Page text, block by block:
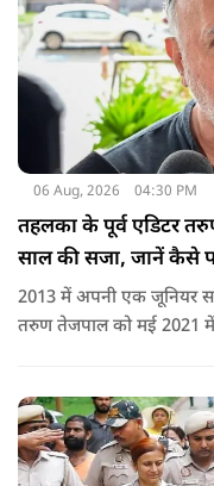
06 Aug, 2026 04:30 PM
तहलका के पूर्व एडिटर
साल की सजा, जानें कैसे
2013 में अपनी एक जूनियर
तरुण तेजपाल को मई 2021 में